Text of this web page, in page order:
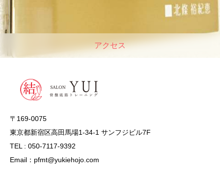
アクセス
〒169-0075
東京都新宿区高田馬場1-34-1 サンフジビル7F
TEL : 050-7117-9392
Email：pfmt@yukiehojo.com